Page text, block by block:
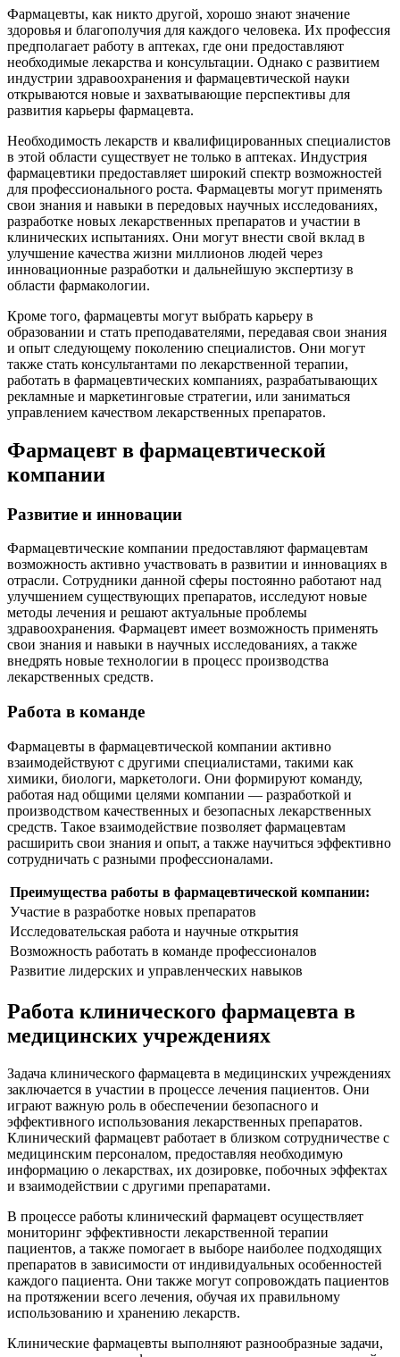
Фармацевты, как никто другой, хорошо знают значение
здоровья и благополучия для каждого человека. Их профессия
предполагает работу в аптеках, где они предоставляют
необходимые лекарства и консультации. Однако с развитием
индустрии здравоохранения и фармацевтической науки
открываются новые и захватывающие перспективы для
развития карьеры фармацевта.
Необходимость лекарств и квалифицированных специалистов
в этой области существует не только в аптеках. Индустрия
фармацевтики предоставляет широкий спектр возможностей
для профессионального роста. Фармацевты могут применять
свои знания и навыки в передовых научных исследованиях,
разработке новых лекарственных препаратов и участии в
клинических испытаниях. Они могут внести свой вклад в
улучшение качества жизни миллионов людей через
инновационные разработки и дальнейшую экспертизу в
области фармакологии.
Кроме того, фармацевты могут выбрать карьеру в
образовании и стать преподавателями, передавая свои знания
и опыт следующему поколению специалистов. Они могут
также стать консультантами по лекарственной терапии,
работать в фармацевтических компаниях, разрабатывающих
рекламные и маркетинговые стратегии, или заниматься
управлением качеством лекарственных препаратов.
Фармацевт в фармацевтической
компании
Развитие и инновации
Фармацевтические компании предоставляют фармацевтам
возможность активно участвовать в развитии и инновациях в
отрасли. Сотрудники данной сферы постоянно работают над
улучшением существующих препаратов, исследуют новые
методы лечения и решают актуальные проблемы
здравоохранения. Фармацевт имеет возможность применять
свои знания и навыки в научных исследованиях, а также
внедрять новые технологии в процесс производства
лекарственных средств.
Работа в команде
Фармацевты в фармацевтической компании активно
взаимодействуют с другими специалистами, такими как
химики, биологи, маркетологи. Они формируют команду,
работая над общими целями компании — разработкой и
производством качественных и безопасных лекарственных
средств. Такое взаимодействие позволяет фармацевтам
расширить свои знания и опыт, а также научиться эффективно
сотрудничать с разными профессионалами.
Преимущества работы в фармацевтической компании:
Участие в разработке новых препаратов
Исследовательская работа и научные открытия
Возможность работать в команде профессионалов
Развитие лидерских и управленческих навыков
Работа клинического фармацевта в
медицинских учреждениях
Задача клинического фармацевта в медицинских учреждениях
заключается в участии в процессе лечения пациентов. Они
играют важную роль в обеспечении безопасного и
эффективного использования лекарственных препаратов.
Клинический фармацевт работает в близком сотрудничестве с
медицинским персоналом, предоставляя необходимую
информацию о лекарствах, их дозировке, побочных эффектах
и взаимодействии с другими препаратами.
В процессе работы клинический фармацевт осуществляет
мониторинг эффективности лекарственной терапии
пациентов, а также помогает в выборе наиболее подходящих
препаратов в зависимости от индивидуальных особенностей
каждого пациента. Они также могут сопровождать пациентов
на протяжении всего лечения, обучая их правильному
использованию и хранению лекарств.
Клинические фармацевты выполняют разнообразные задачи,